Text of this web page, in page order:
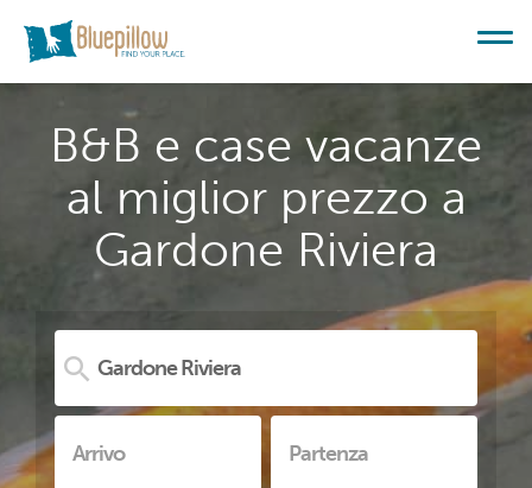
B&B e case vacanze
al miglior prezzo a
Gardone Riviera